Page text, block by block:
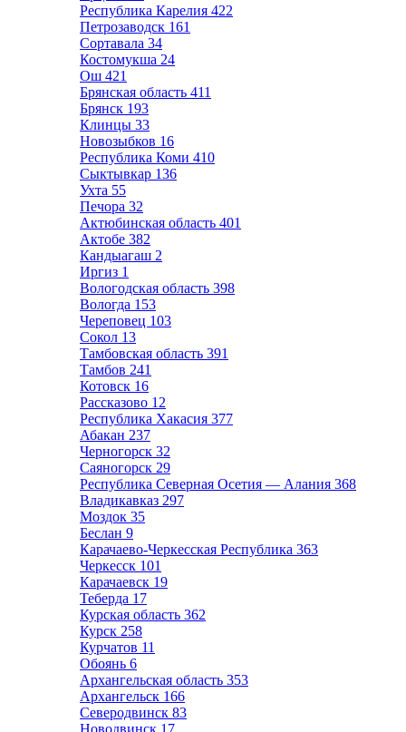
Республика Карелия 422
Петрозаводск 161
Сортавала 34
Костомукша 24
Ош 421
Брянская область 411
Брянск 193
Клинцы 33
Новозыбков 16
Республика Коми 410
Сыктывкар 136
Ухта 55
Печора 32
Актюбинская область 401
Актобе 382
Кандыагаш 2
Иргиз 1
Вологодская область 398
Вологда 153
Череповец 103
Сокол 13
Тамбовская область 391
Тамбов 241
Котовск 16
Рассказово 12
Республика Хакасия 377
Абакан 237
Черногорск 32
Саяногорск 29
Республика Северная Осетия — Алания 368
Владикавказ 297
Моздок 35
Беслан 9
Карачаево-Черкесская Республика 363
Черкесск 101
Карачаевск 19
Теберда 17
Курская область 362
Курск 258
Курчатов 11
Обоянь 6
Архангельская область 353
Архангельск 166
Северодвинск 83
Новодвинск 17